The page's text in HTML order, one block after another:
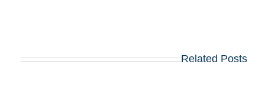
Related Posts